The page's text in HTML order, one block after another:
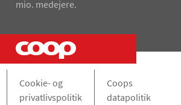
mio. medejere.
Cookie- og
privatlivspolitik
Coops
datapolitik